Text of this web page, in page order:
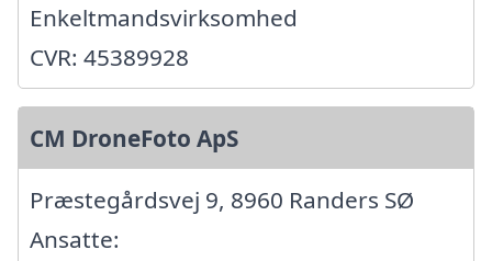
Enkeltmandsvirksomhed
CVR: 45389928
CM DroneFoto ApS
Præstegårdsvej 9, 8960 Randers SØ
Ansatte: